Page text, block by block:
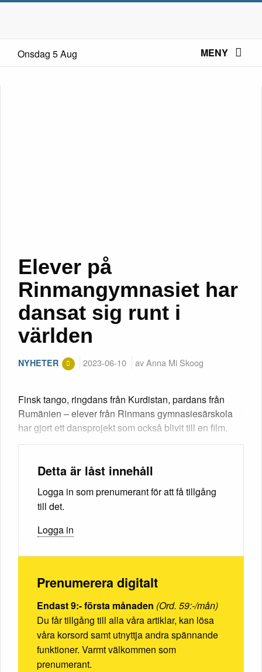
Onsdag 5 Aug MENY
Elever på
Rinmangymnasiet har
dansat sig runt i
världen
NYHETER 2023-06-10 av Anna Mi Skoog
Finsk tango, ringdans från Kurdistan, pardans från
Rumänien – elever från Rinmans gymnasiesärskola
har gjort ett dansprojekt som också blivit till en film.
Detta är låst innehåll
Logga in som prenumerant för att få tillgång
till det.
Logga in
Prenumerera digitalt
Endast 9:- första månaden (Ord. 59:-/mån)
Du får tillgång till alla våra artiklar, kan lösa
våra korsord samt utnyttja andra spännande
funktioner. Varmt välkommen som
prenumerant.